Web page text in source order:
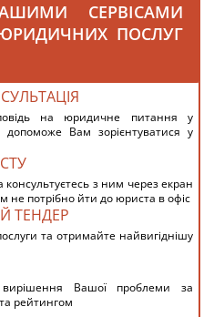
СЕРВІСАМИ
ПОСЛУГ
на юридичне питання у
Вам зорієнтуватися у
з ним через екран
не потрібно йти до юриста в офіс
ТЕНДЕР
та отримайте найвигіднішу
Вашої проблеми за
рейтингом